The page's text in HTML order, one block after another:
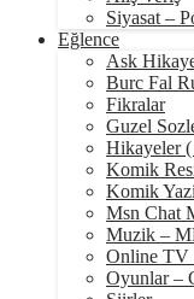
Siyasat –
Eğlence
Ask
Burc Fal
Fikralar
Guzel
Hikayeler (
Komik
Komik
Msn Chat
Muzik –
Online TV
Oyunlar –